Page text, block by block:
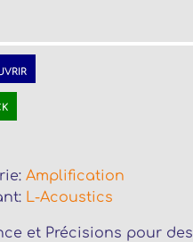
Amplification
L-Acoustics
et Précisions pour des